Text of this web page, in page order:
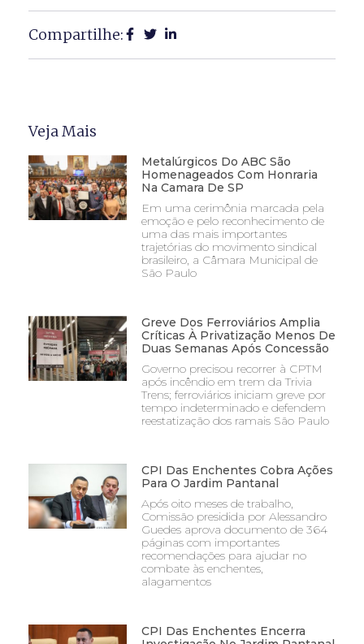
Compartilhe:
Veja Mais
Metalúrgicos Do ABC São
Homenageados Com Honraria
Na Camara De SP
Em uma cerimônia marcada pela
emoção e pelo reconhecimento de
uma das mais importantes
trajetórias do movimento sindical
brasileiro, a Câmara Municipal de
São Paulo
Greve Dos Ferroviários Amplia
Críticas À Privatização Menos De
Duas Semanas Após Concessão
Governo precisou recorrer à CPTM
após incêndio em trem da Trivia
Trens; ferroviários iniciam greve por
tempo indeterminado e defendem
reestatização dos ramais São Paulo
CPI Das Enchentes Cobra Ações
Para O Jardim Pantanal
Após oito meses de trabalho,
Comissão presidida por Alessandro
Guedes aprova documento de 364
páginas com importantes
recomendações para ajudar no
combate às enchentes,
alagamentos
CPI Das Enchentes Encerra